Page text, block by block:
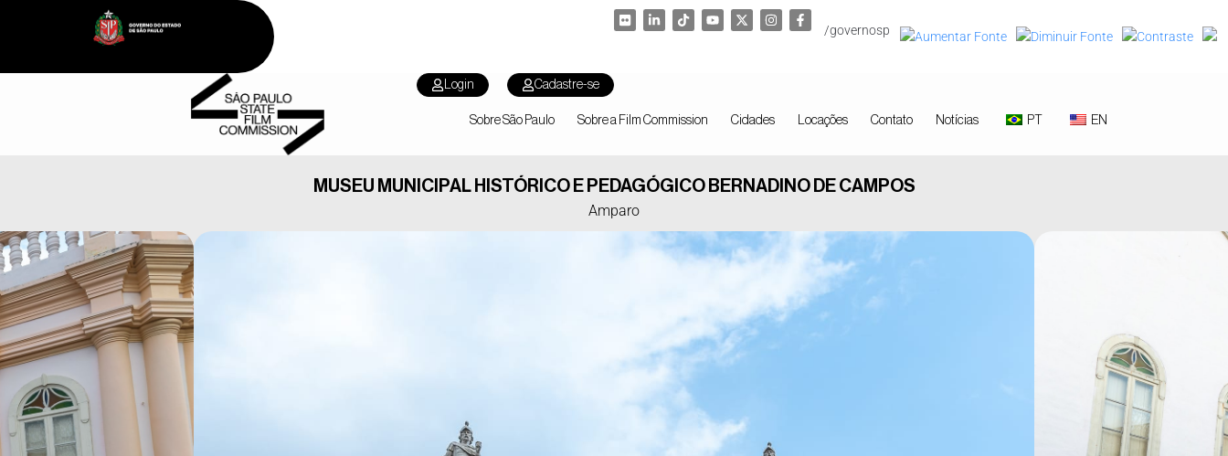
/governosp
Login Cadastre-se
Sobre São Paulo Sobre a Film Commission Cidades Locações Contato Notícias PT EN
MUSEU MUNICIPAL HISTÓRICO E PEDAGÓGICO BERNADINO DE CAMPOS
Amparo